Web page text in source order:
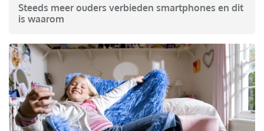
Steeds meer ouders verbieden smartphones en dit
is waarom